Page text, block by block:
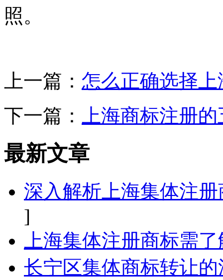
照。
上一篇： 怎么正确选择
下一篇：
上海商标注册
最新文章
深入解析上海集体注
]
上海集体注册商标需
长宁区集体商标转让